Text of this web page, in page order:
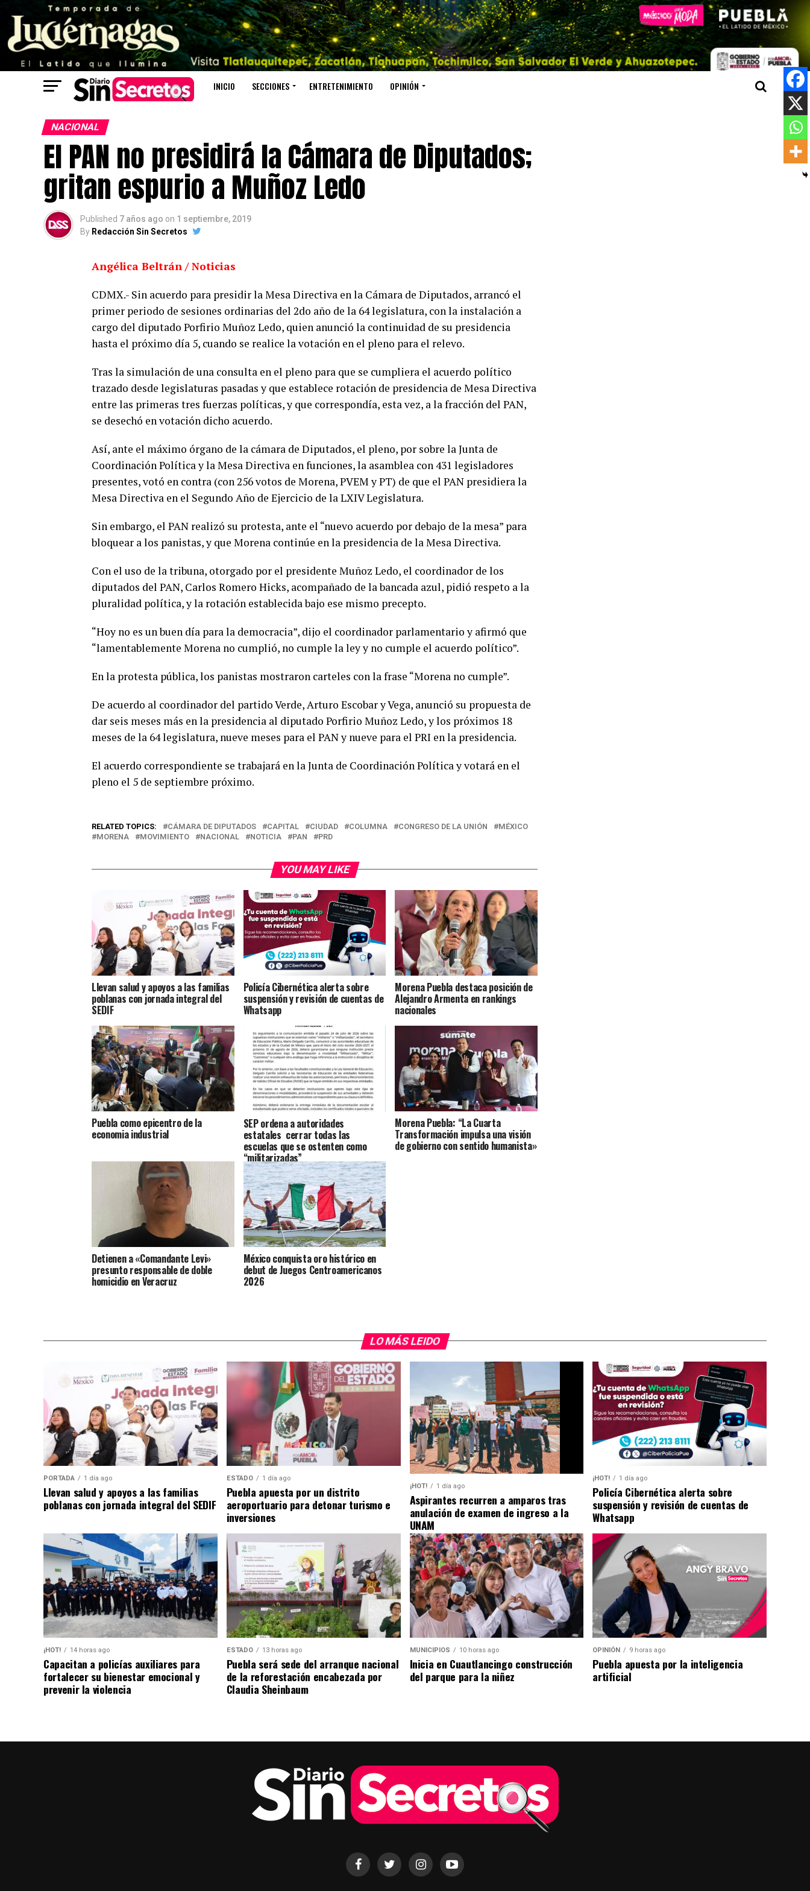
INICIO SECCIONES ENTRETENIMIENTO OPINIÓN
NACIONAL
El PAN no presidirá la Cámara de Diputados;
gritan espurio a Muñoz Ledo
Published 7 años ago on 1 septiembre, 2019
By Redacción Sin Secretos
Angélica Beltrán / Noticias
CDMX.- Sin acuerdo para presidir la Mesa Directiva en la Cámara de Diputados, arrancó el
primer periodo de sesiones ordinarias del 2do año de la 64 legislatura, con la instalación a
cargo del diputado Porfirio Muñoz Ledo, quien anunció la continuidad de su presidencia
hasta el próximo día 5, cuando se realice la votación en el pleno para el relevo.
Tras la simulación de una consulta en el pleno para que se cumpliera el acuerdo político
trazado desde legislaturas pasadas y que establece rotación de presidencia de Mesa Directiva
entre las primeras tres fuerzas políticas, y que correspondía, esta vez, a la fracción del PAN,
se desechó en votación dicho acuerdo.
Así, ante el máximo órgano de la cámara de Diputados, el pleno, por sobre la Junta de
Coordinación Política y la Mesa Directiva en funciones, la asamblea con 431 legisladores
presentes, votó en contra (con 256 votos de Morena, PVEM y PT) de que el PAN presidiera la
Mesa Directiva en el Segundo Año de Ejercicio de la LXIV Legislatura.
Sin embargo, el PAN realizó su protesta, ante el “nuevo acuerdo por debajo de la mesa” para
bloquear a los panistas, y que Morena continúe en la presidencia de la Mesa Directiva.
Con el uso de la tribuna, otorgado por el presidente Muñoz Ledo, el coordinador de los
diputados del PAN, Carlos Romero Hicks, acompañado de la bancada azul, pidió respeto a la
pluralidad política, y la rotación establecida bajo ese mismo precepto.
“Hoy no es un buen día para la democracia”, dijo el coordinador parlamentario y afirmó que
“lamentablemente Morena no cumplió, no cumple la ley y no cumple el acuerdo político”.
En la protesta pública, los panistas mostraron carteles con la frase “Morena no cumple”.
De acuerdo al coordinador del partido Verde, Arturo Escobar y Vega, anunció su propuesta de
dar seis meses más en la presidencia al diputado Porfirio Muñoz Ledo, y los próximos 18
meses de la 64 legislatura, nueve meses para el PAN y nueve para el PRI en la presidencia.
El acuerdo correspondiente se trabajará en la Junta de Coordinación Política y votará en el
pleno el 5 de septiembre próximo.
RELATED TOPICS: CÁMARA DE DIPUTADOS CAPITAL CIUDAD COLUMNA CONGRESO DE LA UNIÓN
MÉXICO
MORENA
MOVIMIENTO NACIONAL NOTICIA PAN PRD
YOU MAY LIKE
Llevan salud y apoyos a las familias
poblanas con jornada integral del
SEDIF
Policía Cibernética alerta sobre
suspensión y revisión de cuentas de
Whatsapp
Morena Puebla destaca posición de
Alejandro Armenta en rankings
nacionales
Puebla como epicentro de la
economia industrial
SEP ordena a autoridades
estatales cerrar todas las
escuelas que se ostenten como
“militarizadas”
Morena Puebla: “La Cuarta
Transformación impulsa una visión
de gobierno con sentido humanista»
Detienen a «Comandante Levi»
presunto responsable de doble
homicidio en Veracruz
México conquista oro histórico en
debut de Juegos Centroamericanos
2026
LO MÁS LEIDO
PORTADA 1 día ago
Llevan salud y apoyos a las familias
poblanas con jornada integral del SEDIF
ESTADO 1 día ago
Puebla apuesta por un distrito
aeroportuario para detonar turismo e
inversiones
¡HOT! 1 día ago
Aspirantes recurren a amparos tras
anulación de examen de ingreso a la
UNAM
¡HOT! 1 día ago
Policía Cibernética alerta sobre
suspensión y revisión de cuentas de
Whatsapp
¡HOT! 14 horas ago
Capacitan a policías auxiliares para
fortalecer su bienestar emocional y
prevenir la violencia
ESTADO 13 horas ago
Puebla será sede del arranque nacional
de la reforestación encabezada por
Claudia Sheinbaum
MUNICIPIOS 10 horas ago
Inicia en Cuautlancingo construcción
del parque para la niñez
OPINIÓN 9 horas ago
Puebla apuesta por la inteligencia
artificial